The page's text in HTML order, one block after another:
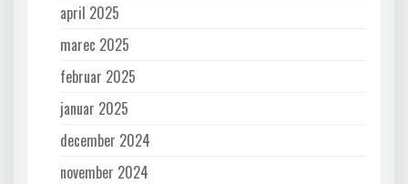
april 2025
marec 2025
februar 2025
januar 2025
december 2024
november 2024